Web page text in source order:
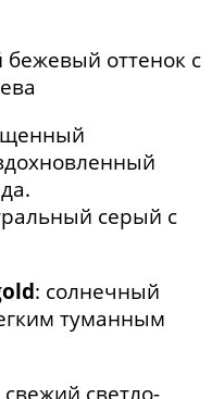
бежевый оттенок с
серый с
: солнечный
туманным
свежий светло-